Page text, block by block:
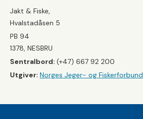
Jakt & Fiske,
Hvalstadåsen 5
PB 94
1378, NESBRU
Sentralbord: (+47) 667 92 200
Utgiver: Norges Jeger- og Fiskerforbund